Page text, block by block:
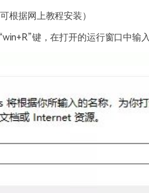
可根据网上教程安装）
“win+R”键，在打开的运行窗口中输入